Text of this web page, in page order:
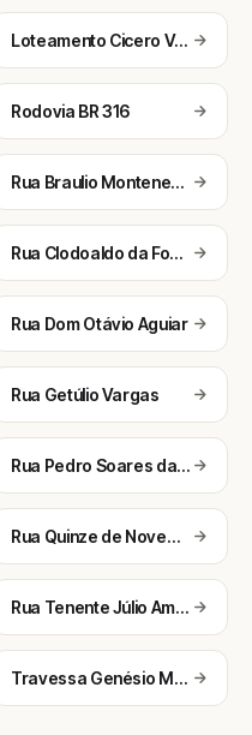
Loteamento Cicero Valentim
Rodovia BR 316
Rua Braulio Montenegro
Rua Clodoaldo da Fonseca
Rua Dom Otávio Aguiar
Rua Getúlio Vargas
Rua Pedro Soares da Mota
Rua Quinze de Novembro
Rua Tenente Júlio Amorim
Travessa Genésio Moreira